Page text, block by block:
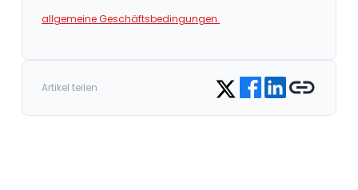
allgemeine Geschäftsbedingungen.
Artikel teilen Share on Twitter
Share on Facebook
Share on LinkedIn
Copy link